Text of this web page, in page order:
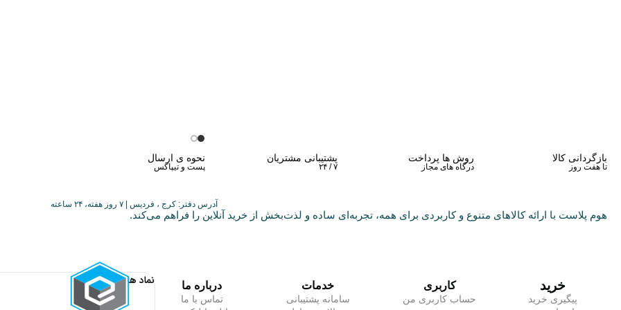
بازگردانی کالا
تا هفت روز
روش ها پرداخت
درگاه های مجاز
پشتیبانی مشتریان
۷ / ۲۴
نحوه ی ارسال
پست و تیپاکس
آدرس دفتر: کرج ، فردیس | ۷ روز هفته، ۲۴ ساعته
هوم پلاست با ارائه کالاهای متنوع و کاربردی برای همه، تجربه‌ای ساده و لذت‌بخش از خرید آنلاین را فراهم می‌کند.
خرید
پیگیری خرید
کاربری
حساب کاربری من
خدمات
سامانه پشتیبانی
درباره ما
تماس با ما
نماد ها